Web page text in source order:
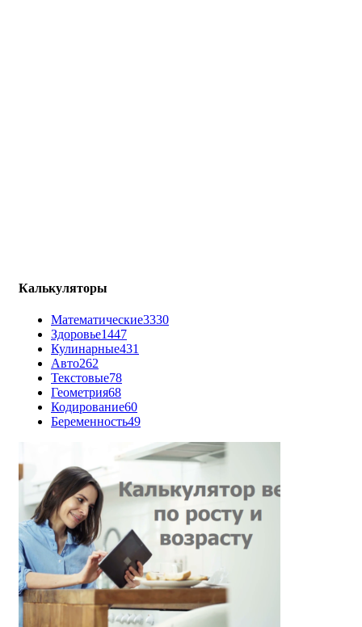
Калькуляторы
Математические3330
Здоровье1447
Кулинарные431
Авто262
Текстовые78
Геометрия68
Кодирование60
Беременность49